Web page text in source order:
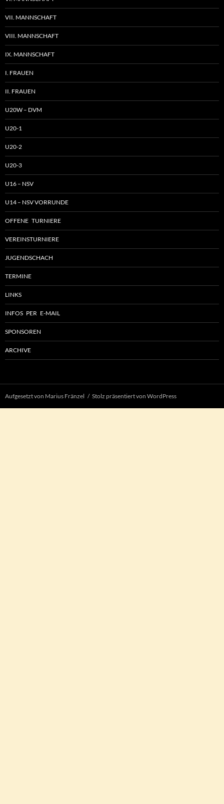
VII. MANNSCHAFT
VIII. MANNSCHAFT
IX. MANNSCHAFT
I. FRAUEN
II. FRAUEN
U20W – DVM
U20-1
U20-2
U20-3
U16 – NSV
U14 – NSV VORRUNDE
OFFENE TURNIERE
VEREINSTURNIERE
JUGENDSCHACH
TERMINE
LINKS
INFOS PER E-MAIL
SPONSOREN
ARCHIVE
Aufgesetzt von Marius Fränzel Stolz präsentiert von WordPress